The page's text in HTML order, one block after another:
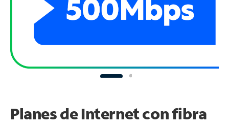
Planes de Internet con fibra